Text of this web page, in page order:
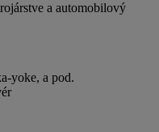
a automobilový
yoke, a pod.